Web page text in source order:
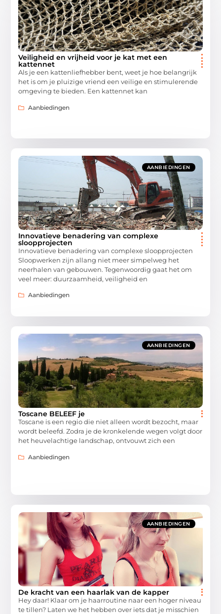
Veiligheid en vrijheid voor je kat met een
kattennet
Als je een kattenliefhebber bent, weet je hoe belangrijk
het is om je pluizige vriend een veilige en stimulerende
omgeving te bieden. Een kattennet kan
Aanbiedingen
AANBIEDINGEN
Innovatieve benadering van complexe
sloopprojecten
Innovatieve benadering van complexe sloopprojecten
Sloopwerken zijn allang niet meer simpelweg het
neerhalen van gebouwen. Tegenwoordig gaat het om
veel meer: duurzaamheid, veiligheid en
Aanbiedingen
AANBIEDINGEN
Toscane BELEEF je
Toscane is een regio die niet alleen wordt bezocht, maar
wordt beleefd. Zodra je de kronkelende wegen volgt door
het heuvelachtige landschap, ontvouwt zich een
Aanbiedingen
AANBIEDINGEN
De kracht van een haarlak van de kapper
Hey daar! Klaar om je haarroutine naar een hoger niveau
te tillen? Laten we het hebben over iets dat je misschien